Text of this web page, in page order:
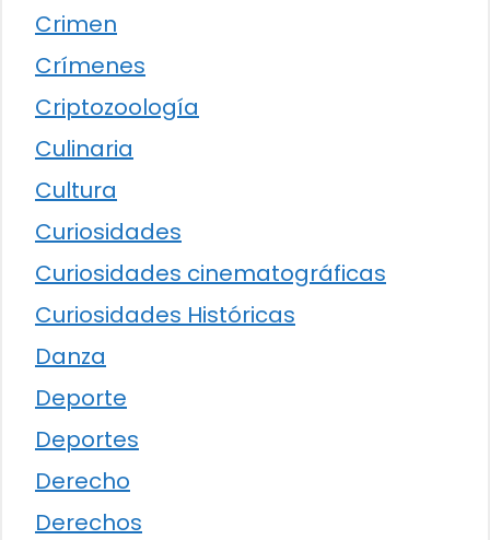
Crimen
Crímenes
Criptozoología
Culinaria
Cultura
Curiosidades
Curiosidades cinematográficas
Curiosidades Históricas
Danza
Deporte
Deportes
Derecho
Derechos